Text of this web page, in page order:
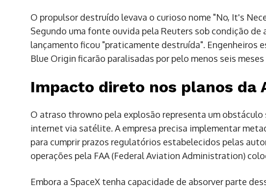
O propulsor destruído levava o curioso nome "No, It's
Segundo uma fonte ouvida pela Reuters sob condição
lançamento ficou "praticamente destruída". Engenheiros
Blue Origin ficarão paralisadas por pelo menos seis
Impacto direto nos planos da
O atraso throwno pela explosão representa um
internet via satélite. A empresa precisa implementar
para cumprir prazos regulatórios estabelecidos pelas
operações pela FAA (Federal Aviation Administration)
Embora a SpaceX tenha capacidade de absorver parte